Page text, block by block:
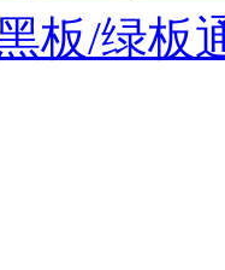
板/绿板